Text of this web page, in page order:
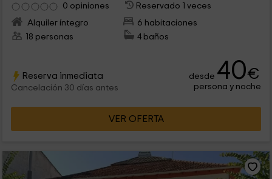
0 opiniones
Reservado 1 veces
Alquiler íntegro
6 habitaciones
18 personas
4 baños
Reserva inmediata
Cancelación 30 días antes
desde 40€
persona y noche
VER OFERTA